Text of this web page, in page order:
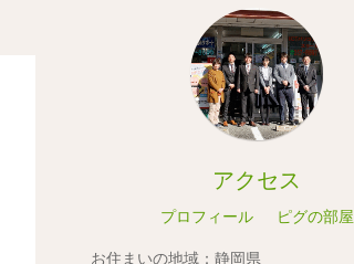
アクセス
プロフィール ピグの部屋
お住まいの地域： 静岡県